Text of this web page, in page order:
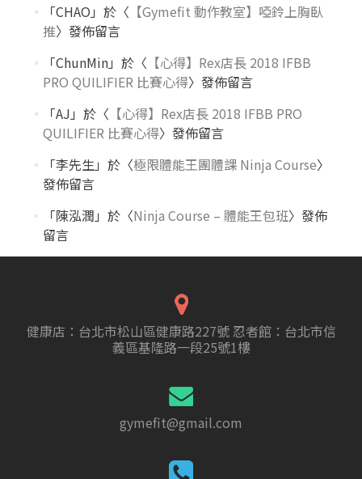
「CHAO 」於〈 【Gymefit 動作教室】啞鈴上胸臥
推〉發佈留言
「ChunMin」於〈 【心得】Rex店長 2018 IFBB
PRO QUILIFIER 比賽心得〉發佈留言
「AJ 」於〈 【心得】Rex店長 2018 IFBB PRO
QUILIFIER 比賽心得〉發佈留言
「李先生」於〈極限體能王團體課 Ninja Course〉
發佈留言
「陳泓潤 」於〈Ninja Course – 體能王包班〉發佈
留言
健康店：台北市松山區健康路227號 忍者館：台北市信
義區基隆路一段25號1樓
gymefit@gmail.com